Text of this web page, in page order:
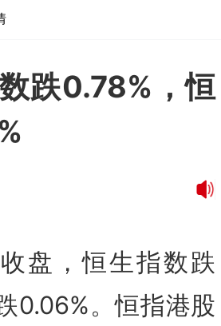
跌0.78%，恒
盘，恒生指数跌
0.06%。恒指港股